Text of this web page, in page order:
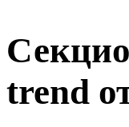
trend